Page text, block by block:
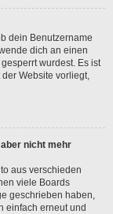
dein Benutzername
dich an einen
wurdest. Es ist
Website vorliegt,
nicht mehr
aus verschieden
viele Boards
geschrieben haben,
einfach erneut und